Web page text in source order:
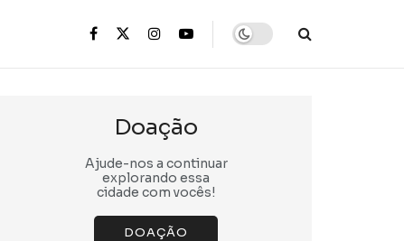
Doação
Ajude-nos a continuar
explorando essa
cidade com vocês!
DOAÇÃO